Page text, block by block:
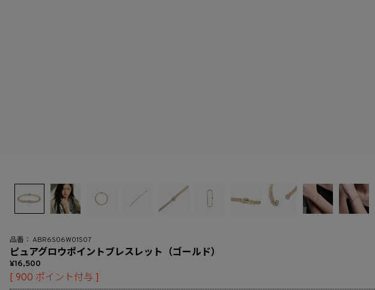
ABR6S06W01S07
ピュアグロウポイントブレスレット（ゴールド）
16,500
[ 900 ポイント付与 ]